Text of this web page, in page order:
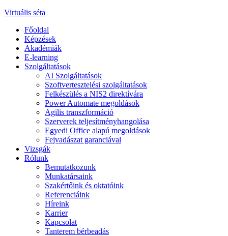
Virtuális séta
Főoldal
Képzések
Akadémiák
E-learning
Szolgáltatások
AI Szolgáltatások
Szoftvertesztelési szolgáltatások
Felkészülés a NIS2 direktívára
Power Automate megoldások
Agilis transzformáció
Szerverek teljesítményhangolása
Egyedi Office alapú megoldások
Fejvadászat garanciával
Vizsgák
Rólunk
Bemutatkozunk
Munkatársaink
Szakértőink és oktatóink
Referenciáink
Híreink
Karrier
Kapcsolat
Tanterem bérbeadás